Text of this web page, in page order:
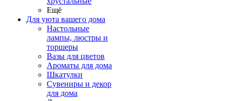
Ещё
Для уюта вашего дома
Настольные
лампы, люстры и
торшеры
Вазы для цветов
Ароматы для дома
Шкатулки
Сувениры и декор
для дома